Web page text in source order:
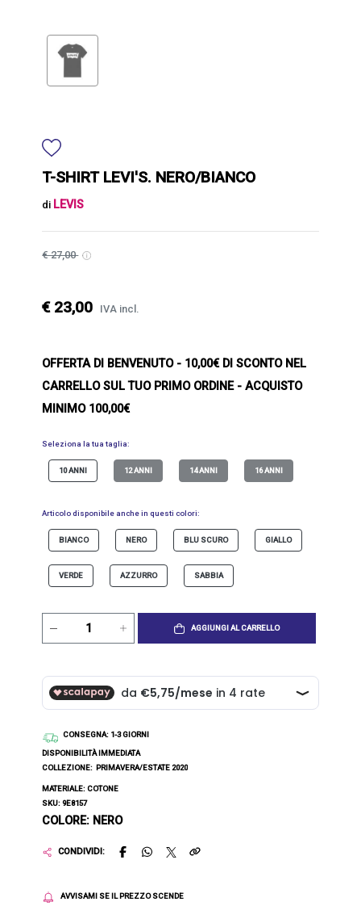
T-SHIRT LEVI'S. NERO/BIANCO
di LEVIS
€ 27,00
€ 23,00 IVA incl.
OFFERTA DI BENVENUTO- 10,00€ DI SCONTO NEL
CARRELLO SUL TUO PRIMO ORDINE - ACQUISTO
MINIMO 100,00€
Seleziona la tua taglia:
10 ANNI 12 ANNI 14 ANNI 16 ANNI
Articolo disponibile anche in questi colori:
BIANCO NERO BLU SCURO GIALLO
VERDE AZZURRO SABBIA
AGGIUNGI AL CARRELLO
CONSEGNA: 1-3 GIORNI
DISPONIBILITÀ IMMEDIATA
COLLEZIONE: PRIMAVERA/ESTATE 2020
MATERIALE: COTONE
SKU: 9E8157
COLORE: NERO
CONDIVIDI:
AVVISAMI SE IL PREZZO SCENDE